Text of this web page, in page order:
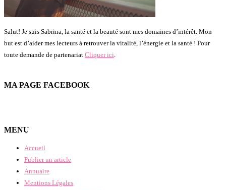
Salut! Je suis Sabrina, la santé et la beauté sont mes domaines d’intérêt. Mon
but est d’aider mes lecteurs à retrouver la vitalité, l’énergie et la santé ! Pour
toute demande de partenariat Cliquer ici
MA PAGE FACEBOOK
MENU
Accueil
Publier un article
Annuaire
Mentions Légales